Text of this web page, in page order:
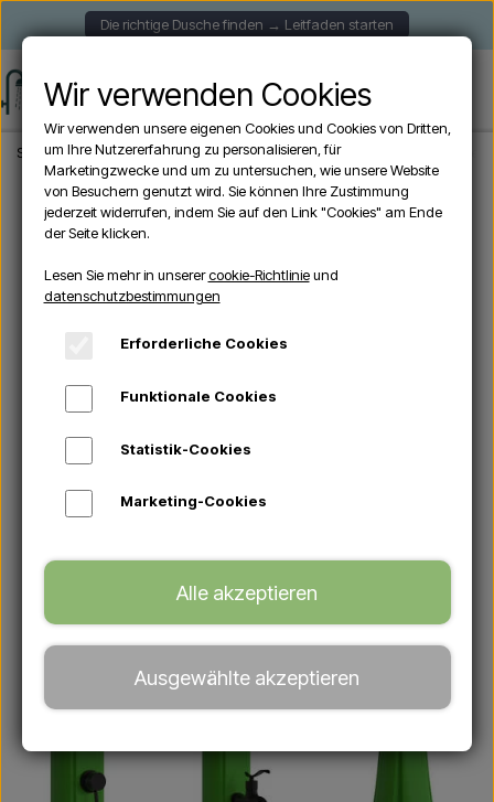
Die richtige Dusche finden → Leitfaden starten
Startseite Aussendusche Solardusche Sined SOLE VERDE - Solardusche
Wir verwenden Cookies
Wir verwenden unsere eigenen Cookies und Cookies von Dritten,
um Ihre Nutzererfahrung zu personalisieren, für
Marketingzwecke und um zu untersuchen, wie unsere Website
von Besuchern genutzt wird. Sie können Ihre Zustimmung
jederzeit widerrufen, indem Sie auf den Link "Cookies" am Ende
der Seite klicken.
Lesen Sie mehr in unserercookie-Richtlinieund
datenschutzbestimmungen
Erforderliche Cookies
Funktionale Cookies
Statistik-Cookies
Marketing-Cookies
Alle akzeptieren
Ausgewählte akzeptieren